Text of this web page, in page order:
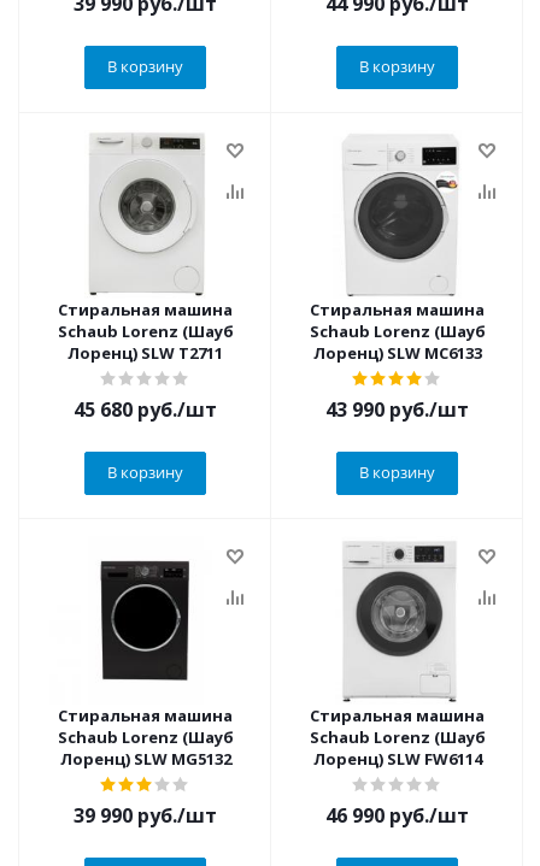
В корзину В корзину
Стиральная машина
Schaub Lorenz (Шауб
Лоренц) SLW T2711
45 680 руб./шт
В корзину
Стиральная машина
Schaub Lorenz (Шауб
Лоренц) SLW MC6133
43 990 руб./шт
В корзину
Стиральная машина
Schaub Lorenz (Шауб
Лоренц) SLW MG5132
39 990 руб./шт
Стиральная машина
Schaub Lorenz (Шауб
Лоренц) SLW FW6114
46 990 руб./шт